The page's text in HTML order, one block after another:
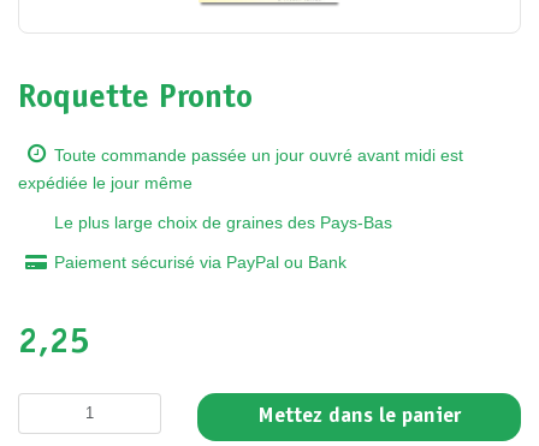
Roquette Pronto
Toute commande passée un jour ouvré avant midi est
expédiée le jour même
Le plus large choix de graines des Pays-Bas
Paiement sécurisé via PayPal ou Bank
2,25
Mettez dans le panier